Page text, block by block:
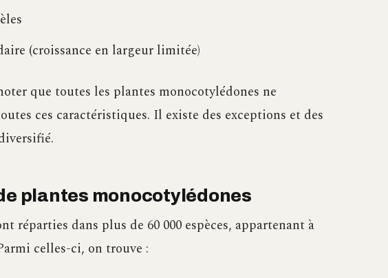
(croissance en largeur limitée)
que toutes les plantes monocotylédones ne
ces caractéristiques. Il existe des exceptions et des
plantes monocotylédones
réparties dans plus de 60 000 espèces, appartenant à
celles-ci, on trouve :